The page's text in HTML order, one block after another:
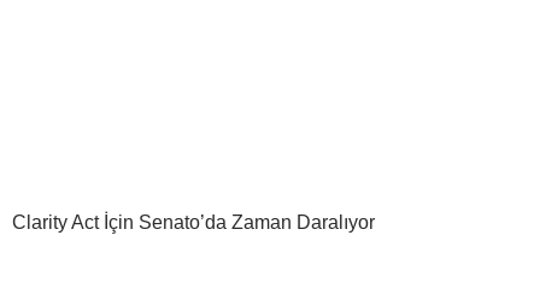
Clarity Act İçin Senato’da Zaman Daralıyor